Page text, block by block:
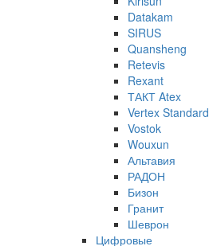
Datakam
SIRUS
Quansheng
Retevis
Rexant
ТАКТ Atex
Vertex Standard
Vostok
Wouxun
Альтавия
РАДОН
Бизон
Гранит
Шеврон
Цифровые